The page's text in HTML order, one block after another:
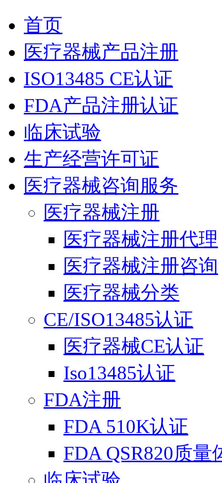
首页
医疗器械产品注册
ISO13485 CE认证
FDA产品注册认证
临床试验
生产经营许可证
医疗器械咨询服务
医疗器械注册
医疗器械注册代理
医疗器械注册咨询
医疗器械分类
CE/ISO13485认证
医疗器械CE认证
Iso13485认证
FDA注册
FDA 510K认证
FDA QSR820质量